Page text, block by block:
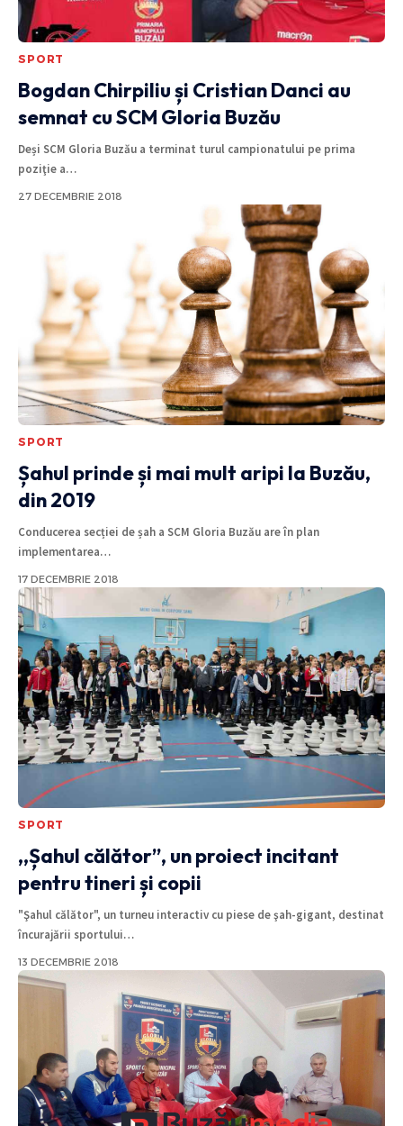
SPORT
Bogdan Chirpiliu și Cristian Danci au
semnat cu SCM Gloria Buzău
Deși SCM Gloria Buzău a terminat turul campionatului pe prima
poziţie a…
27 DECEMBRIE 2018
SPORT
Șahul prinde și mai mult aripi la Buzău,
din 2019
Conducerea secției de șah a SCM Gloria Buzău are în plan
implementarea…
17 DECEMBRIE 2018
SPORT
,,Șahul călător”, un proiect incitant
pentru tineri și copii
"Şahul călător", un turneu interactiv cu piese de şah-gigant, destinat
încurajării sportului…
13 DECEMBRIE 2018